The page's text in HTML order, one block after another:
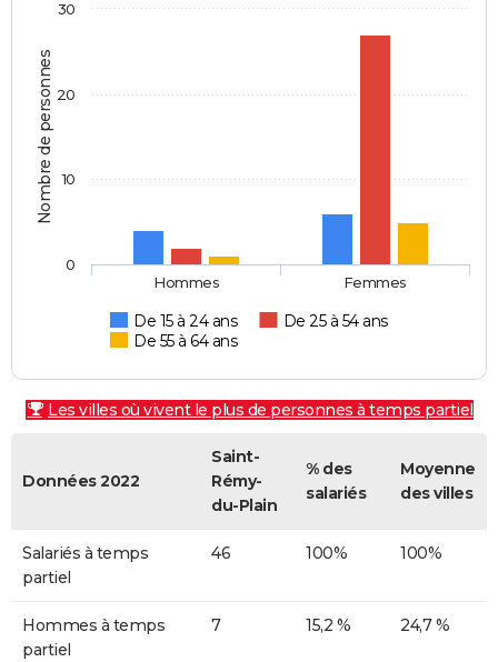
Nombre de personnes
De 15 à 24 ans
De 25 à 54 ans
De 55 à 64 ans
Hommes Femmes
0
10
20
30
Les villes où vivent le plus de personnes à temps partiel
Données 2022
Saint-
Rémy-
du-Plain
% des
salariés
Moyenne
des villes
Salariés à temps
partiel
46 100% 100%
Hommes à temps
partiel
7 15,2 % 24,7 %